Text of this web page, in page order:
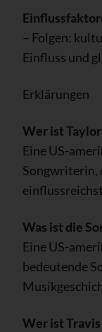
– Folgen:
Einfluss und
Erklärungen
Wer ist
Eine US-
Songwriterin,
Was ist die
Eine US-
bedeutende
Wer ist